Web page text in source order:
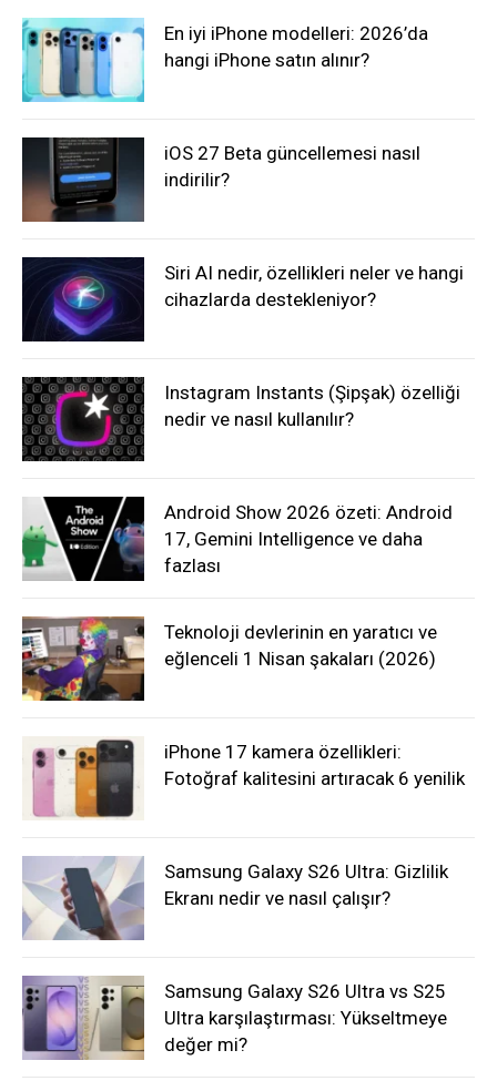
En iyi iPhone modelleri: 2026’da
hangi iPhone satın alınır?
iOS 27 Beta güncellemesi nasıl
indirilir?
Siri AI nedir, özellikleri neler ve hangi
cihazlarda destekleniyor?
Instagram Instants (Şipşak) özelliği
nedir ve nasıl kullanılır?
Android Show 2026 özeti: Android
17, Gemini Intelligence ve daha
fazlası
Teknoloji devlerinin en yaratıcı ve
eğlenceli 1 Nisan şakaları (2026)
iPhone 17 kamera özellikleri:
Fotoğraf kalitesini artıracak 6 yenilik
Samsung Galaxy S26 Ultra: Gizlilik
Ekranı nedir ve nasıl çalışır?
Samsung Galaxy S26 Ultra vs S25
Ultra karşılaştırması: Yükseltmeye
değer mi?